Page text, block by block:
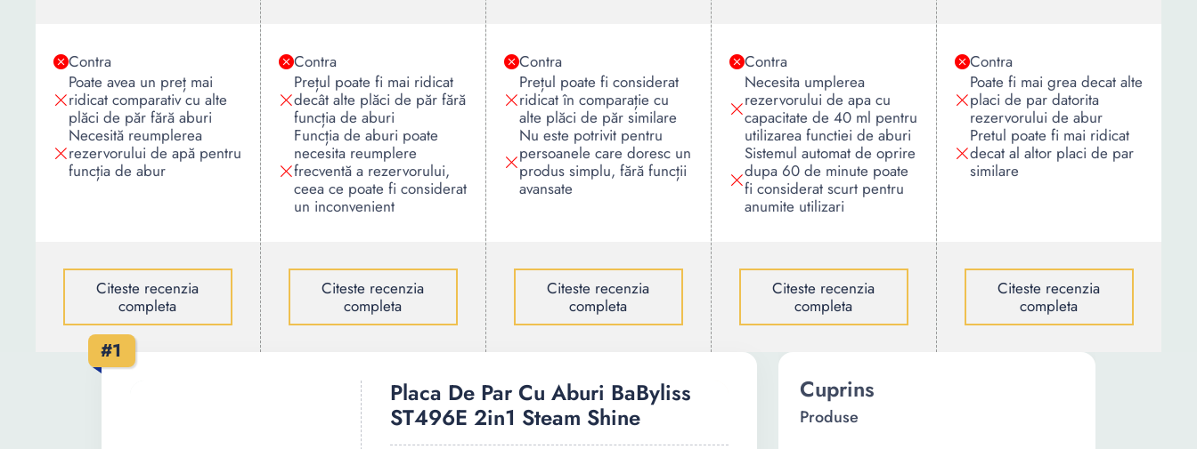
Contra
Poate avea un preț mai
ridicat comparativ cu alte
plăci de păr fără aburi
Necesită reumplerea
rezervorului de apă pentru
funcția de abur
Citeste recenzia
completa
Contra
Prețul poate fi mai ridicat
decât alte plăci de păr fără
funcția de aburi
Funcția de aburi poate
necesita reumplere
frecventă a rezervorului,
ceea ce poate fi considerat
un inconvenient
Citeste recenzia
completa
Contra
Prețul poate fi considerat
ridicat în comparație cu
alte plăci de păr similare
Nu este potrivit pentru
persoanele care doresc un
produs simplu, fără funcții
avansate
Citeste recenzia
completa
Contra
Necesita umplerea
rezervorului de apa cu
capacitate de 40 ml pentru
utilizarea functiei de aburi
Sistemul automat de oprire
dupa 60 de minute poate
fi considerat scurt pentru
anumite utilizari
Citeste recenzia
completa
Contra
Poate fi mai grea decat alte
placi de par datorita
rezervorului de abur
Pretul poate fi mai ridicat
decat al altor placi de par
similare
Citeste recenzia
completa
#1
Placa De Par Cu Aburi BaByliss
ST496E 2in1 Steam Shine
Cuprins
Produse